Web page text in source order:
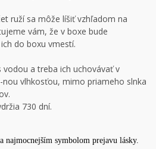
ruží sa môže líšiť vzhľadom na
vám, že v boxe bude
do boxu vmestí.
a treba ich uchovávať v
vlhkosťou, mimo priameho slnka
730 dní.
najmocnejším symbolom prejavu lásky.